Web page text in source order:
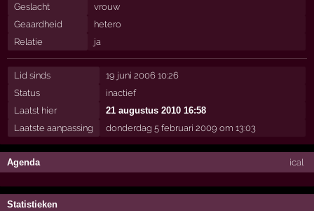
Geslacht
vrouw
Geaardheid
hetero
Relatie
ja
Lid sinds
19 juni 2006 10:26
Status
inactief
Laatst hier
21 augustus 2010 16:58
Laatste aanpassing
donderdag 5 februari 2009 om 13:03
Agenda ical
Statistieken